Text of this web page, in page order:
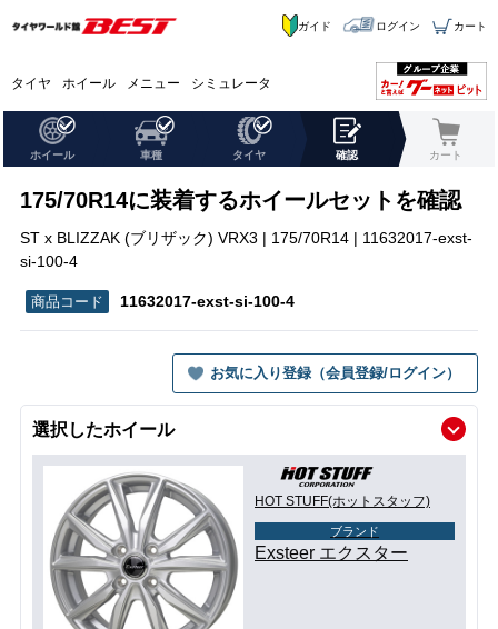
タイヤ ホイール メニュー シミュレータ
ガイド ログイン カート
ホイール 車種 タイヤ 確認 カート
175/70R14に装着するホイールセットを確認
ST x BLIZZAK (ブリザック) VRX3 | 175/70R14 | 11632017-exst-
si-100-4
11632017-exst-si-100-4
お気に入り登録（会員登録/ログイン）
選択したホイール
HOT STUFF(ホットスタッフ)
ブランド
Exsteer エクスター